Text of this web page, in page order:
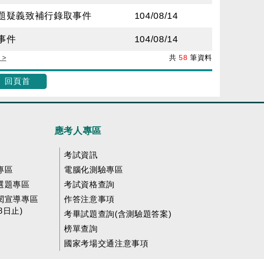
疑義致補行錄取事件 104/08/14
件 104/08/14
共 58 筆資料
回頁首
區
題專區
宣導專區
日止)
應考人專區
考試資訊
電腦化測驗專區
考試資格查詢
作答注意事項
考畢試題查詢(含測驗題答案)
榜單查詢
國家考場交通注意事項